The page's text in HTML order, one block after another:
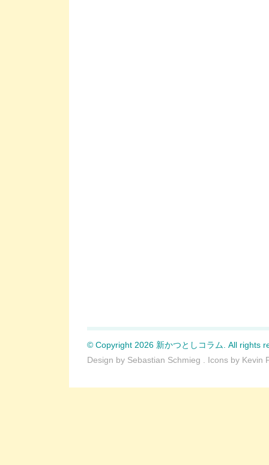
© Copyright 2026 新かつとしコラム. All rights
Design by Sebastian Schmieg . Icons by Kevin